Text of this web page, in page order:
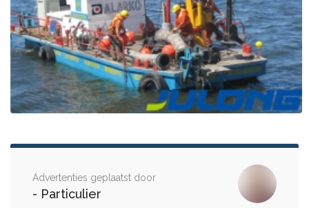
Advertenties geplaatst door
- Particulier